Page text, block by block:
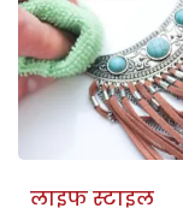
लाइफ स्टाइल